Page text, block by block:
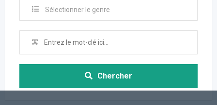
Sélectionner le genre
Chercher